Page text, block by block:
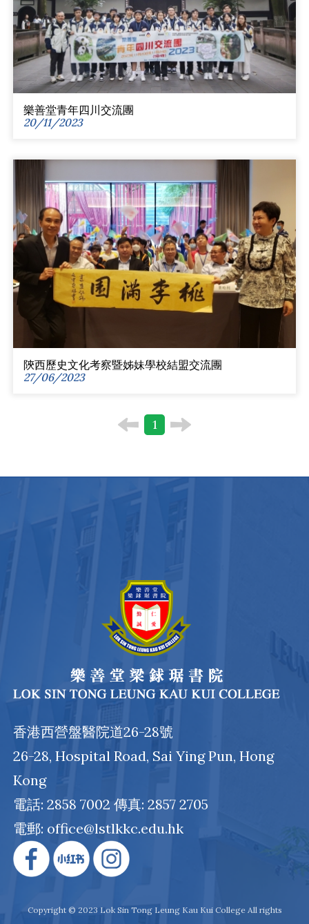
樂善堂青年四川交流團
20/11/2023
陝西歷史文化考察暨姊妹學校結盟交流團
27/06/2023
1
香港西營盤醫院道26-28號
26-28, Hospital Road, Sai Ying Pun, Hong
Kong
電話: 2858 7002 傳真: 2857 2705
電郵: office@lstlkkc.edu.hk
Copyright © 2023 Lok Sin Tong Leung Kau Kui College All rights